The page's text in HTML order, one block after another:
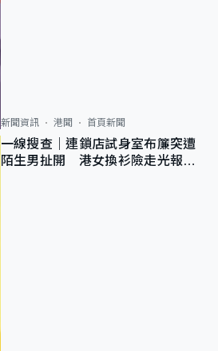
新聞資訊 港聞 首頁新聞
一線搜查｜連鎖店試身室布簾突遭
陌生男扯開 港女換衫險走光報